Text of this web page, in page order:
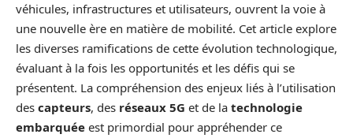
véhicules, infrastructures et utilisateurs, ouvrent la voie à
une nouvelle ère en matière de mobilité. Cet article explore
les diverses ramifications de cette évolution technologique,
évaluant à la fois les opportunités et les défis qui se
présentent. La compréhension des enjeux liés à l’utilisation
des capteurs, des réseaux 5G et de la technologie
embarquée est primordial pour appréhender ce